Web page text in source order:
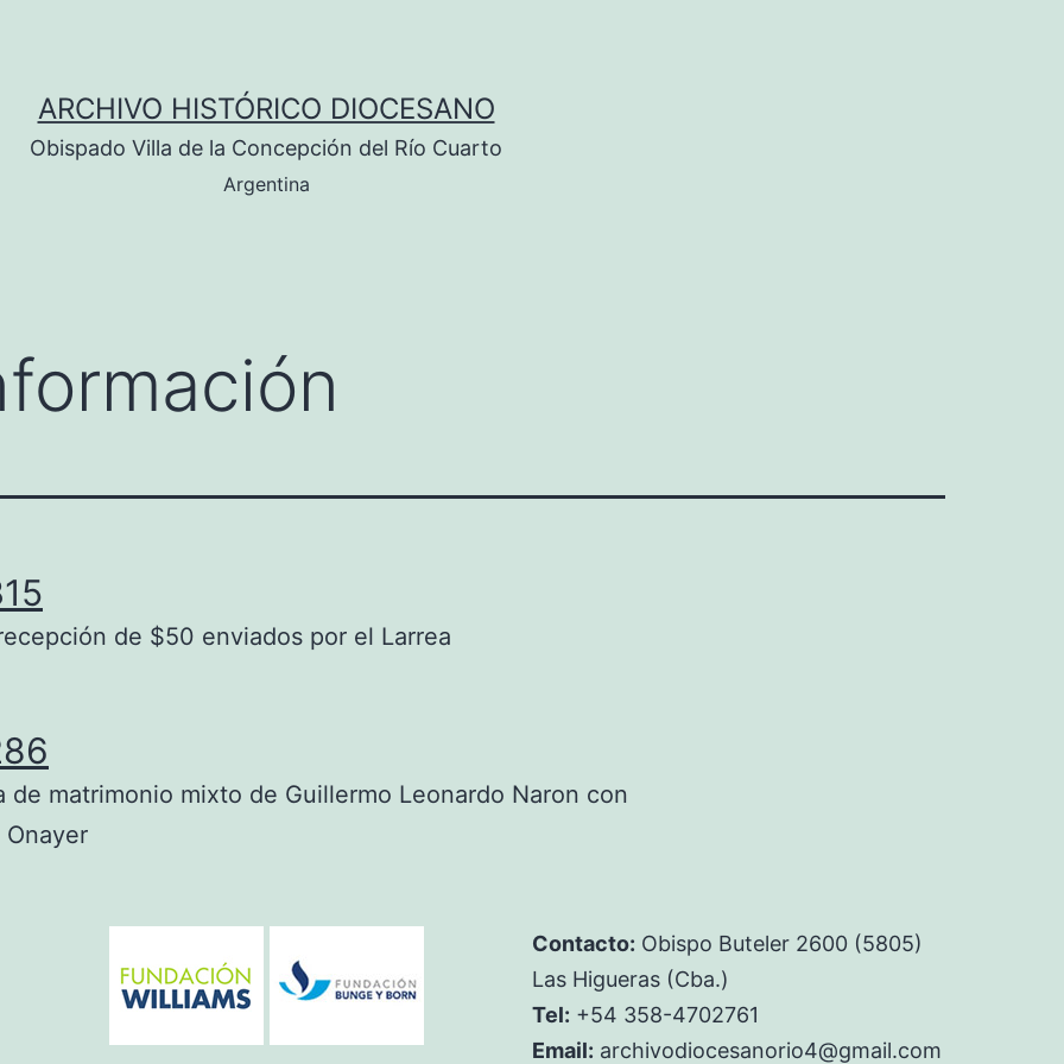
ARCHIVO HISTÓRICO DIOCESANO
Obispado Villa de la Concepción del Río Cuarto
Argentina
de $50 enviados por el Larrea
de matrimonio mixto de Guillermo Leonardo Naron con
Onayer
Contacto: Obispo Buteler 2600 (5805)
Las Higueras (Cba.)
Tel: +54 358-4702761
Email: archivodiocesanorio4@gmail.com